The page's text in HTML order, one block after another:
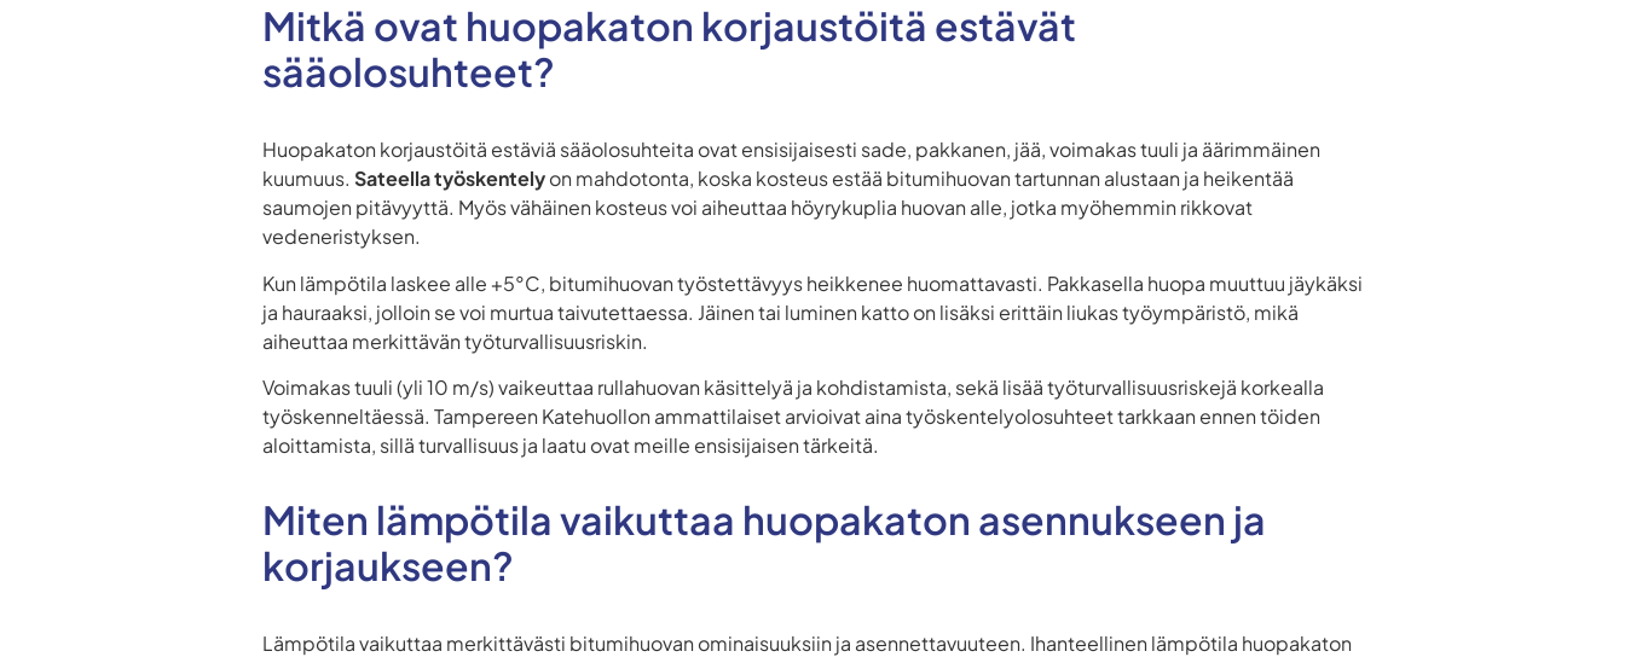
Mitkä ovat huopakaton korjaustöitä estävät
sääolosuhteet?
Huopakaton korjaustöitä estäviä sääolosuhteita ovat ensisijaisesti sade, pakkanen, jää, voimakas tuuli ja äärimmäinen
kuumuus. Sateella työskentelyon mahdotonta, koska kosteus estää bitumihuovan tartunnan alustaan ja heikentää
saumojen pitävyyttä. Myös vähäinen kosteus voi aiheuttaa höyrykuplia huovan alle, jotka myöhemmin rikkovat
vedeneristyksen.
Kun lämpötila laskee alle +5°C, bitumihuovan työstettävyys heikkenee huomattavasti. Pakkasella huopa muuttuu jäykäksi
ja hauraaksi, jolloin se voi murtua taivutettaessa. Jäinen tai luminen katto on lisäksi erittäin liukas työympäristö, mikä
aiheuttaa merkittävän työturvallisuusriskin.
Voimakas tuuli (yli 10 m/s) vaikeuttaa rullahuovan käsittelyä ja kohdistamista, sekä lisää työturvallisuusriskejä korkealla
työskenneltäessä. Tampereen Katehuollon ammattilaiset arvioivat aina työskentelyolosuhteet tarkkaan ennen töiden
aloittamista, sillä turvallisuus ja laatu ovat meille ensisijaisen tärkeitä.
Miten lämpötila vaikuttaa huopakaton asennukseen ja
korjaukseen?
Lämpötila vaikuttaa merkittävästi bitumihuovan ominaisuuksiin ja asennettavuuteen. Ihanteellinen lämpötila huopakaton